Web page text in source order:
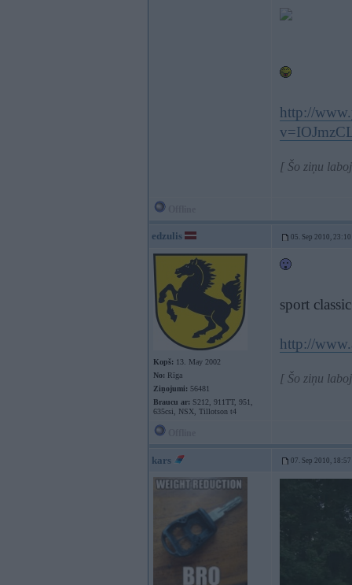
http://
[ Šo ziņu
edzulis 05. Sep 2010, 23:10
Kopš: 13. May 2002
No: Rīga
Ziņojumi: 56481
Braucu ar: S212, 911TT, 951,
635csi, NSX, Tillotson t4
sport
http://
[ Šo ziņu
kars 07. Sep 2010, 18:57